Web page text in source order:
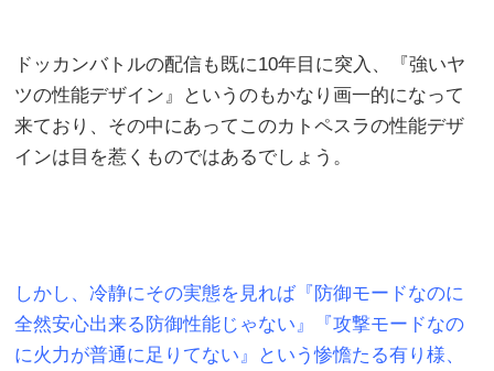
ドッカンバトルの配信も既に10年目に突入、『強いヤ
ツの性能デザイン』というのもかなり画一的になって
来ており、その中にあってこのカトペスラの性能デザ
インは目を惹くものではあるでしょう。
しかし、冷静にその実態を見れば『防御モードなのに
全然安心出来る防御性能じゃない』『攻撃モードなの
に火力が普通に足りてない』という惨憺たる有り様、